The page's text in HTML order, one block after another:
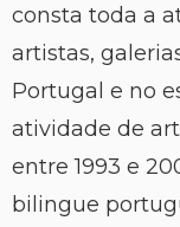
consta toda a
artistas,
Portugal e no
atividade de
entre 1993 e
bilingue